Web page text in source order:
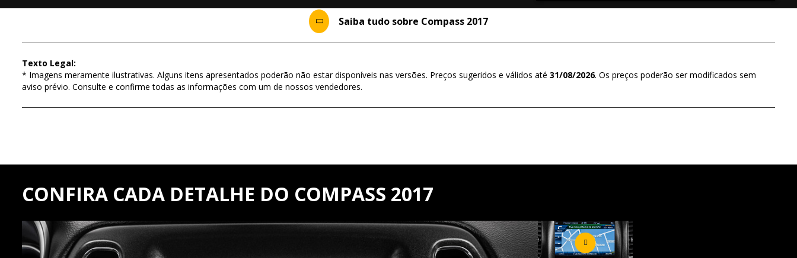
Saiba tudo sobre Compass 2017
Texto Legal:
* Imagens meramente ilustrativas. Alguns itens apresentados poderão não estar disponíveis nas versões. Preços sugeridos e válidos até 31/08/2026. Os preços poderão ser modificados sem
aviso prévio. Consulte e confirme todas as informações com um de nossos vendedores.
CONFIRA CADA DETALHE DO COMPASS 2017